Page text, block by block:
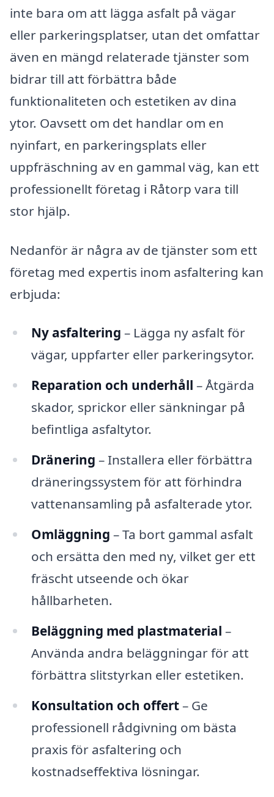
inte bara om att lägga asfalt på vägar
eller parkeringsplatser, utan det omfattar
även en mängd relaterade tjänster som
bidrar till att förbättra både
funktionaliteten och estetiken av dina
ytor. Oavsett om det handlar om en
nyinfart, en parkeringsplats eller
uppfräschning av en gammal väg, kan ett
professionellt företag i Råtorp vara till
stor hjälp.
Nedanför är några av de tjänster som ett
företag med expertis inom asfaltering kan
erbjuda:
Ny asfaltering – Lägga ny asfalt för
vägar, uppfarter eller parkeringsytor.
Reparation och underhåll – Åtgärda
skador, sprickor eller sänkningar på
befintliga asfaltytor.
Dränering – Installera eller förbättra
dräneringssystem för att förhindra
vattenansamling på asfalterade ytor.
Omläggning – Ta bort gammal asfalt
och ersätta den med ny, vilket ger ett
fräscht utseende och ökar
hållbarheten.
Beläggning med plastmaterial –
Använda andra beläggningar för att
förbättra slitstyrkan eller estetiken.
Konsultation och offert– Ge
professionell rådgivning om bästa
praxis för asfaltering och
kostnadseffektiva lösningar.